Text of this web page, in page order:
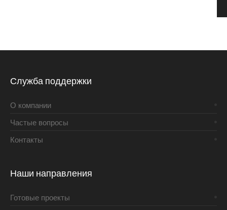
Служба поддержки
О компании
Частые вопросы
Контакты
Наши направления
Готовые проекты